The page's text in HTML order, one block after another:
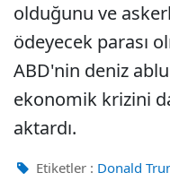
olduğunu ve
ödeyecek parası
ABD'nin deniz
ekonomik krizini
aktardı.
Etiketler : Donald